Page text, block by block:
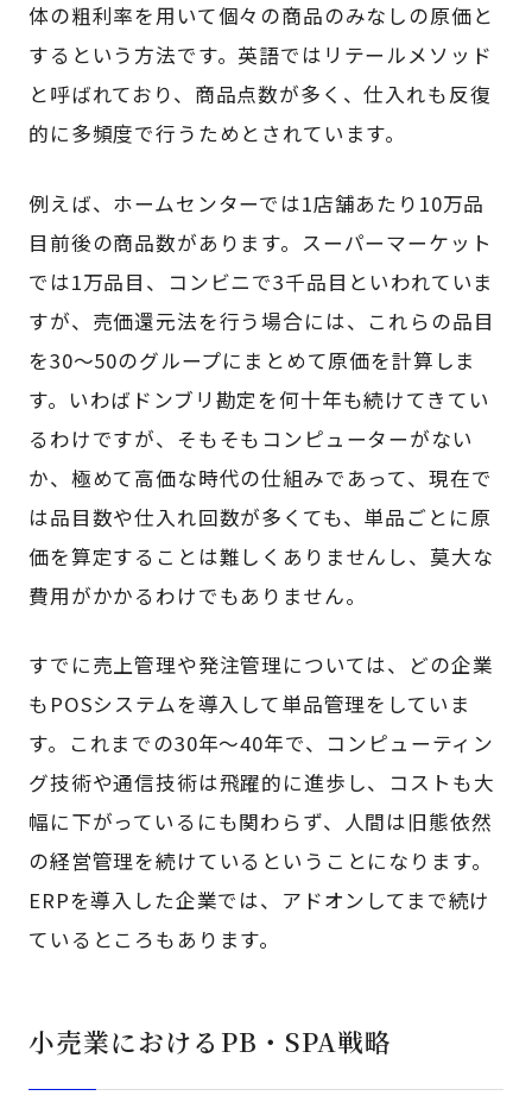
体の粗利率を用いて個々の商品のみなしの原価と
するという方法です。英語ではリテールメソッド
と呼ばれており、商品点数が多く、仕入れも反復
的に多頻度で行うためとされています。
例えば、ホームセンターでは1店舗あたり10万品
目前後の商品数があります。スーパーマーケット
では1万品目、コンビニで3千品目といわれていま
すが、売価還元法を行う場合には、これらの品目
を30～50のグループにまとめて原価を計算しま
す。いわばドンブリ勘定を何十年も続けてきてい
るわけですが、そもそもコンピューターがない
か、極めて高価な時代の仕組みであって、現在で
は品目数や仕入れ回数が多くても、単品ごとに原
価を算定することは難しくありませんし、莫大な
費用がかかるわけでもありません。
すでに売上管理や発注管理については、どの企業
もPOSシステムを導入して単品管理をしていま
す。これまでの30年～40年で、コンピューティン
グ技術や通信技術は飛躍的に進歩し、コストも大
幅に下がっているにも関わらず、人間は旧態依然
の経営管理を続けているということになります。
ERPを導入した企業では、アドオンしてまで続け
ているところもあります。
小売業におけるPB・SPA戦略